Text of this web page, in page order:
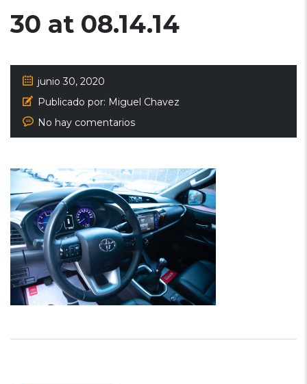
30 at 08.14.14
junio 30, 2020
Publicado por: Miguel Chavez
No hay comentarios